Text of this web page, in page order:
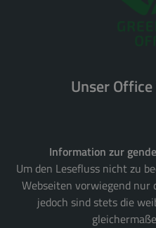
Unser
Information zur
Um den Lesefluss nicht zu
Webseiten vorwiegend nur
jedoch sind stets die